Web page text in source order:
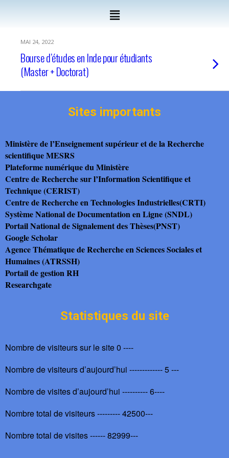
MAI 24, 2022
Bourse d’études en Inde pour étudiants
(Master + Doctorat)
Sites importants
Ministère de l’Enseignement supérieur et de la Recherche
scientifique MESRS
Plateforme numérique du Ministère
Centre de Recherche sur l’Information Scientifique et
Technique (CERIST)
Centre de Recherche en Technologies Industrielles(CRTI)
Système National de Documentation en Ligne (SNDL)
Portail National de Signalement des Thèses(PNST)
Google Scholar
Agence Thématique de Recherche en Sciences Sociales et
Humaines (ATRSSH)
Portail de gestion RH
Researchgate
Statistiques du site
Nombre de visiteurs sur le site 0 ----
Nombre de visiteurs d’aujourd’hui ------------- 5 ---
Nombre de visites d’aujourd’hui ---------- 6----
Nombre total de visiteurs --------- 42500---
Nombre total de visites ------ 82999---